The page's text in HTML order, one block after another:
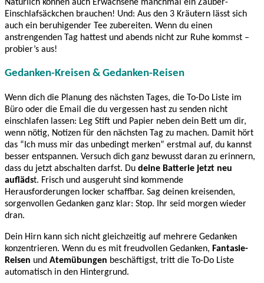
Natürlich können auch Erwachsene manchmal ein Zauber-
Einschlafsäckchen brauchen! Und: Aus den 3 Kräutern lässt sich
auch ein beruhigender Tee zubereiten. Wenn du einen
anstrengenden Tag hattest und abends nicht zur Ruhe kommst –
probier’s aus!
Gedanken-Kreisen & Gedanken-Reisen
Wenn dich die Planung des nächsten Tages, die To-Do Liste im
Büro oder die Email die du vergessen hast zu senden nicht
einschlafen lassen: Leg Stift und Papier neben dein Bett um dir,
wenn nötig, Notizen für den nächsten Tag zu machen. Damit hört
das “Ich muss mir das unbedingt merken” erstmal auf, du kannst
besser entspannen. Versuch dich ganz bewusst daran zu erinnern,
dass du jetzt abschalten darfst. Du deine Batterie jetzt neu
auflädst. Frisch und ausgeruht sind kommende
Herausforderungen locker schaffbar. Sag deinen kreisenden,
sorgenvollen Gedanken ganz klar: Stop. Ihr seid morgen wieder
dran.
Dein Hirn kann sich nicht gleichzeitig auf mehrere Gedanken
konzentrieren. Wenn du es mit freudvollen Gedanken, Fantasie-
Reisen und Atemübungen beschäftigst, tritt die To-Do Liste
automatisch in den Hintergrund.